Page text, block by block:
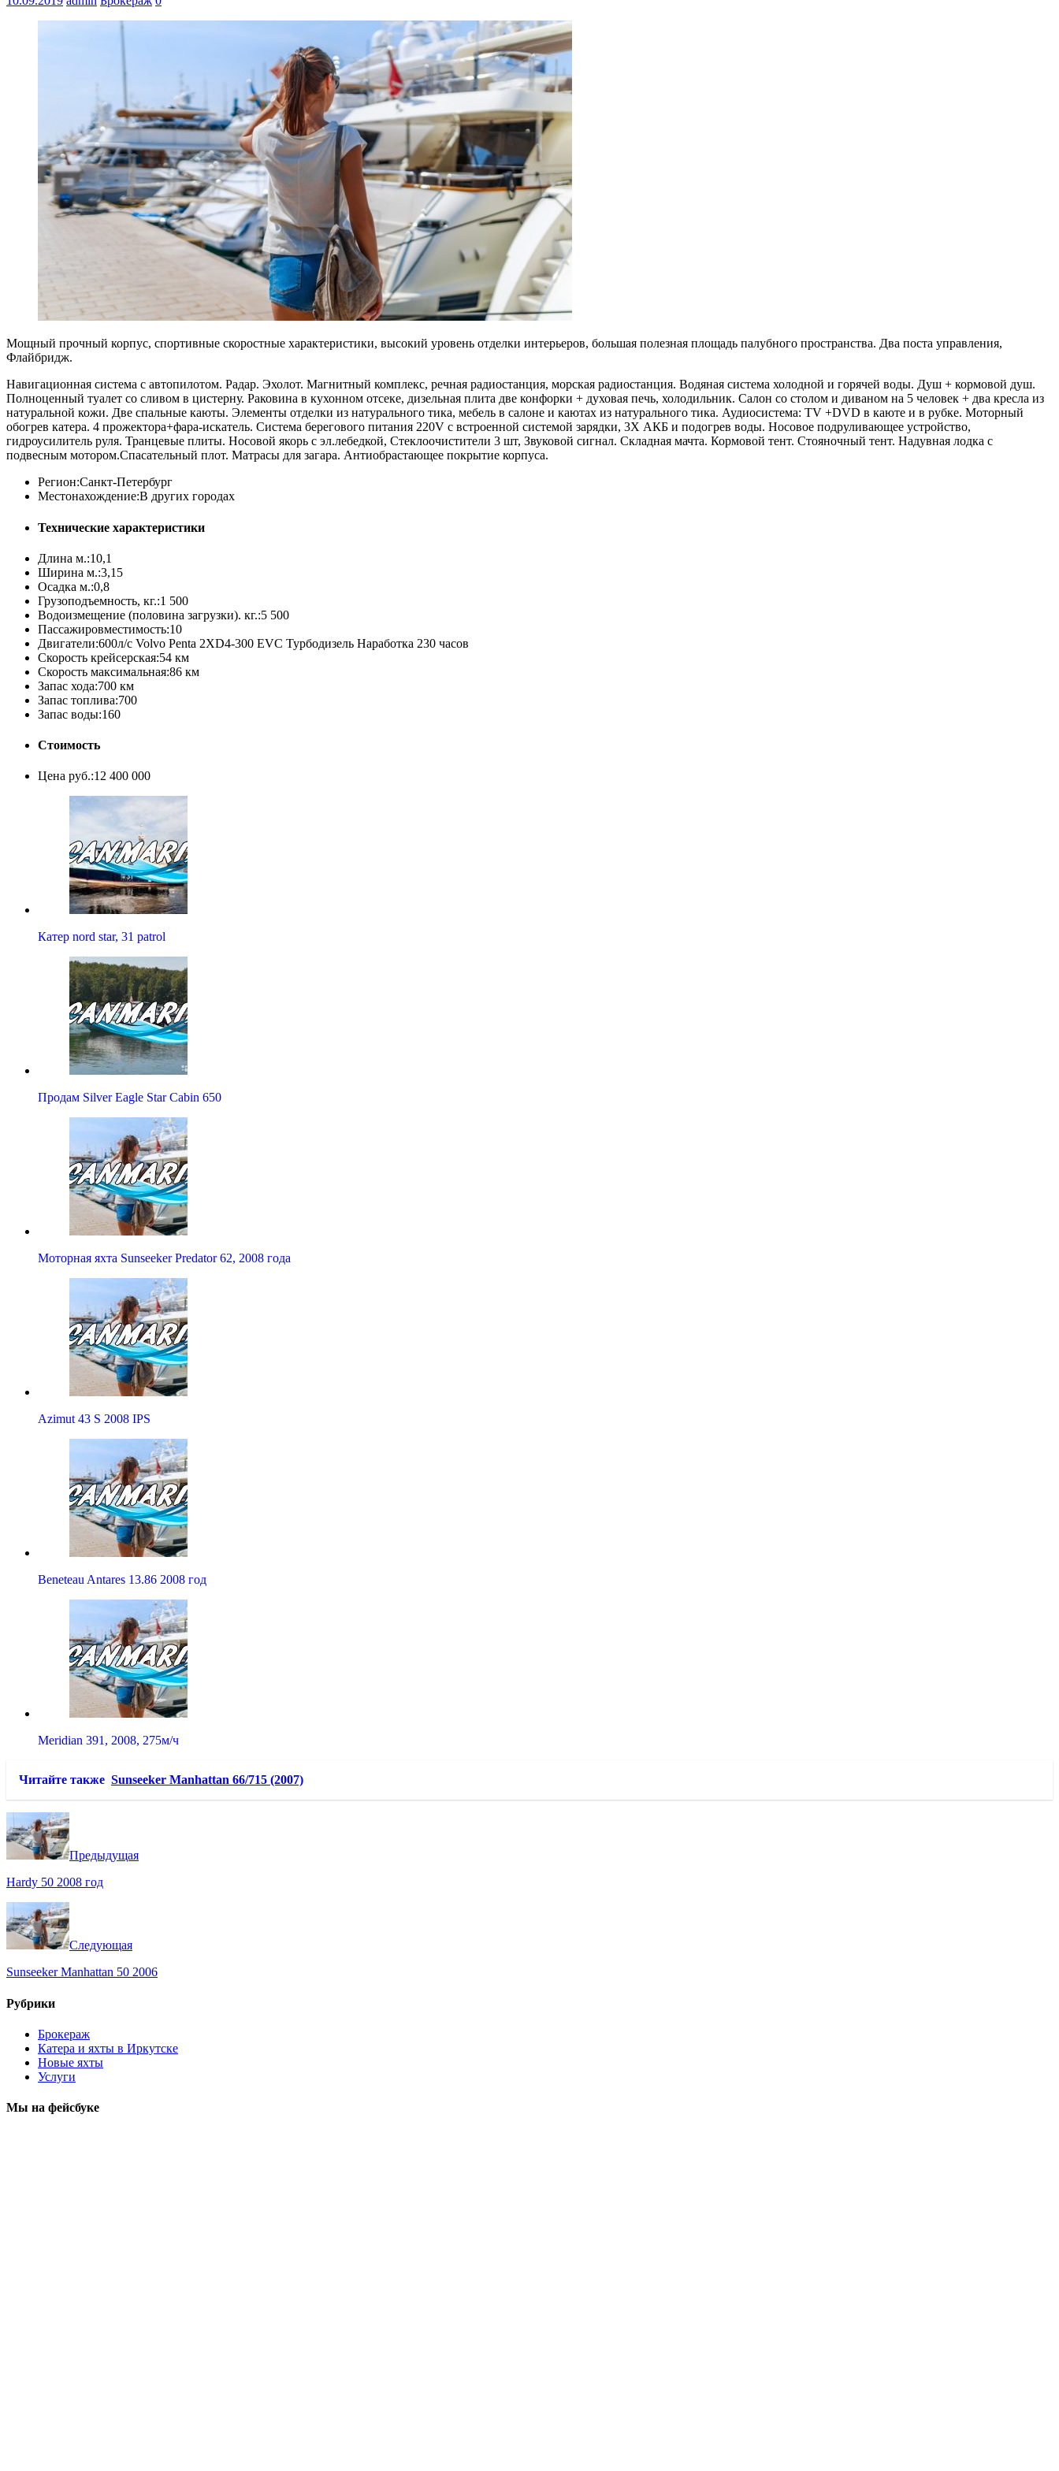
Мощный прочный корпус, спортивные скоростные характеристики, высокий уровень отделки интерьеров, большая полезная площадь палубного пространства. Два поста управления,
Флайбридж.
Навигационная система с автопилотом. Радар. Эхолот. Магнитный комплекс, речная радиостанция, морская радиостанция. Водяная система холодной и горячей воды. Душ + кормовой душ.
Полноценный туалет со сливом в цистерну. Раковина в кухонном отсеке, дизельная плита две конфорки + духовая печь, холодильник. Салон со столом и диваном на 5 человек + два кресла из
натуральной кожи. Две спальные каюты. Элементы отделки из натурального тика, мебель в салоне и каютах из натурального тика. Аудиосистема: TV +DVD в каюте и в рубке. Моторный
обогрев катера. 4 прожектора+фара-искатель. Система берегового питания 220V с встроенной системой зарядки, 3Х АКБ и подогрев воды. Носовое подруливающее устройство,
гидроусилитель руля. Транцевые плиты. Носовой якорь с эл.лебедкой, Стеклоочистители 3 шт, Звуковой сигнал. Складная мачта. Кормовой тент. Стояночный тент. Надувная лодка с
подвесным мотором.Спасательный плот. Матрасы для загара. Антиобрастающее покрытие корпуса.
Регион:Санкт-Петербург
Местонахождение:В других городах
Технические характеристики
Длина м.:10,1
Ширина м.:3,15
Осадка м.:0,8
Грузоподъемность, кг.:1 500
Водоизмещение (половина загрузки). кг.:5 500
Пассажировместимость:10
Двигатели:600л/с Volvo Penta 2XD4-300 EVC Турбодизель Наработка 230 часов
Скорость крейсерская:54 км
Скорость максимальная:86 км
Запас хода:700 км
Запас топлива:700
Запас воды:160
Стоимость
Цена руб.:12 400 000
Катер nord star, 31 patrol
Продам Silver Eagle Star Cabin 650
Моторная яхта Sunseeker Predator 62, 2008 года
Azimut 43 S 2008 IPS
Beneteau Antares 13.86 2008 год
Meridian 391, 2008, 275м/ч
Читайте также Sunseeker Manhattan 66/715 (2007)
Предыдущая
Hardy 50 2008 год
Следующая
Sunseeker Manhattan 50 2006
Рубрики
Брокераж
Катера и яхты в Иркутске
Новые яхты
Услуги
Мы на фейсбуке